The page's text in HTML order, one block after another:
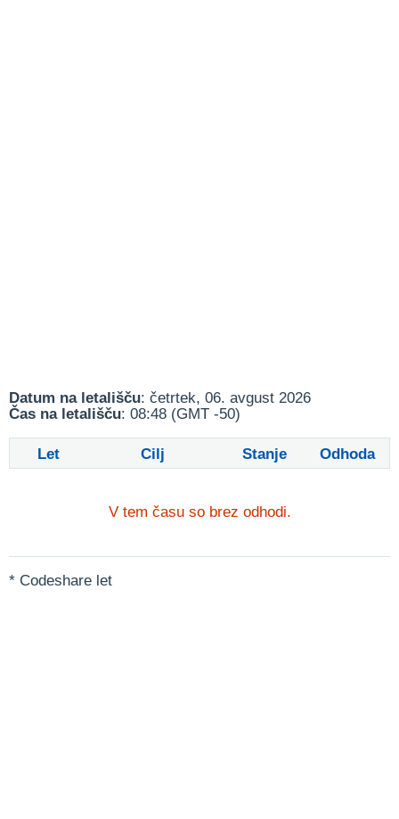
Datum na letališču: četrtek, 06. avgust 2026
Čas na letališču: 08:48 (GMT -50)
Let Cilj Stanje Odhoda
V tem času so brez odhodi.
* Codeshare let